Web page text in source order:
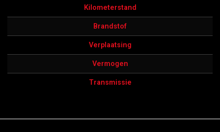
Kilometerstand
Brandstof
Verplaatsing
Vermogen
Transmissie